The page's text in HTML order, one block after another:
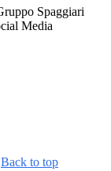
Spaggiari
Media
Back to top